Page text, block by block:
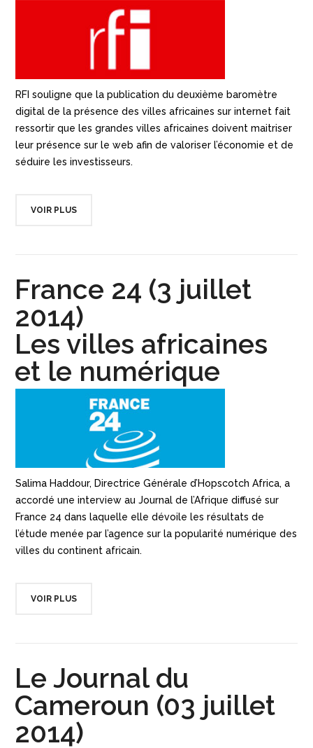
RFI souligne que la publication du deuxième baromètre
digital de la présence des villes africaines sur internet fait
ressortir que les grandes villes africaines doivent maitriser
leur présence sur le web afin de valoriser l’économie et de
séduire les investisseurs.
VOIR PLUS
France 24 (3 juillet
2014)
Les villes africaines
et le numérique
Salima Haddour, Directrice Générale d’Hopscotch Africa, a
accordé une interview au Journal de l’Afrique diffusé sur
France 24 dans laquelle elle dévoile les résultats de
l’étude menée par l’agence sur la popularité numérique des
villes du continent africain.
VOIR PLUS
Le Journal du
Cameroun (03 juillet
2014)